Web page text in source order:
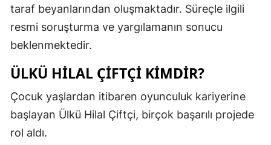
taraf beyanlarından oluşmaktadır. Süreçle ilgili
resmi soruşturma ve yargılamanın sonucu
beklenmektedir.
ÜLKÜ HILAL ÇIFTÇI KIMDIR?
Çocuk yaşlardan itibaren oyunculuk kariyerine
başlayan Ülkü Hilal Çiftçi, birçok başarılı projede
rol aldı.